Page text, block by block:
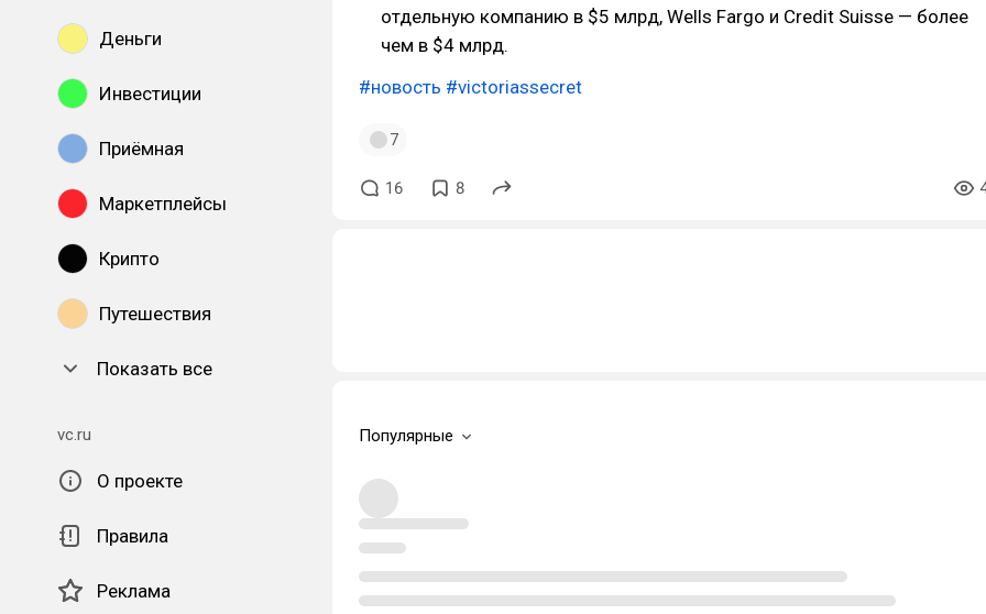
Деньги
Инвестиции
Приёмная
Маркетплейсы
Крипто
Путешествия
Показать все
vc.ru
О проекте
Правила
Реклама
отдельную компанию в $5 млрд, Wells Fargo и Credit Suisse — более
чем в $4 млрд.
#новость #victoriassecret
7
16 8
Популярные